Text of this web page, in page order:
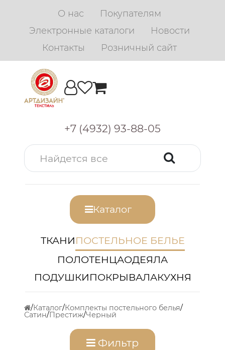
О нас
Покупателям
Электронные каталоги
Новости
Контакты
Розничный сайт
+7 (4932) 93-88-05
Каталог
ТКАНИПОСТЕЛЬНОЕ БЕЛЬЕ
ПОЛОТЕНЦАОДЕЯЛА
ПОДУШКИПОКРЫВАЛАКУХНЯ
Каталог Комплекты постельного белья
Сатин Престиж Черный
Фильтр